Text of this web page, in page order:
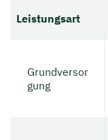
Leistungsart
Grundversor
gung
Dauer: ca.
🗓️ Wählen Sie